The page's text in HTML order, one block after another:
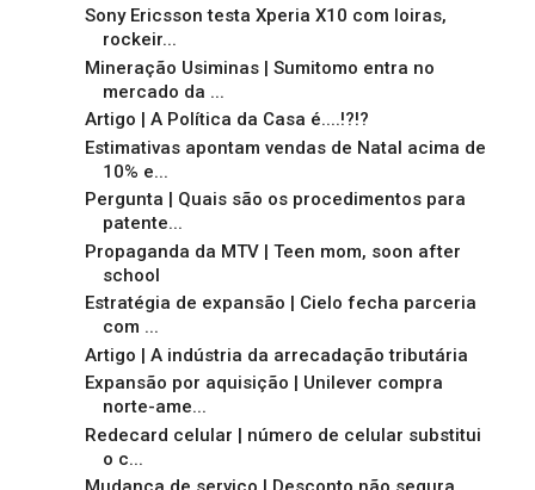
Sony Ericsson testa Xperia X10 com loiras,
rockeir...
Mineração Usiminas | Sumitomo entra no
mercado da ...
Artigo | A Política da Casa é....!?!?
Estimativas apontam vendas de Natal acima de
10% e...
Pergunta | Quais são os procedimentos para
patente...
Propaganda da MTV | Teen mom, soon after
school
Estratégia de expansão | Cielo fecha parceria
com ...
Artigo | A indústria da arrecadação tributária
Expansão por aquisição | Unilever compra
norte-ame...
Redecard celular | número de celular substitui
o c...